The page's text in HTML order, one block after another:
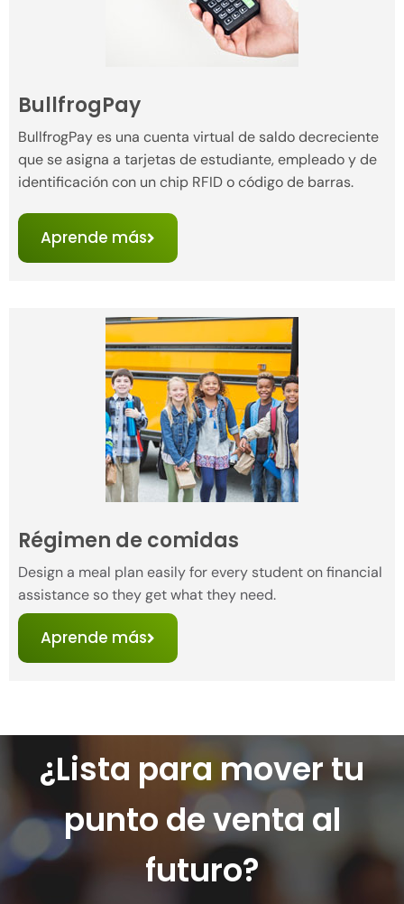
BullfrogPay
BullfrogPay es una cuenta virtual de saldo decreciente
que se asigna a tarjetas de estudiante, empleado y de
identificación con un chip RFID o código de barras.
Aprende más
Régimen de comidas
Design a meal plan easily for every student on financial
assistance so they get what they need.
Aprende más
¿Lista para mover tu
punto de venta al
futuro?